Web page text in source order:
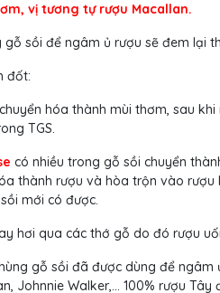
vị tương tự rượu Macallan.
gỗ sồi để ngâm ủ rượu sẽ đem lại
đốt:
hóa thành mùi thơm, sau
TGS.
có nhiều trong gỗ sồi chuyển
thành rượu và hòa trộn vào
mới có được.
hơi qua các thớ gỗ do đó rượu
gỗ sồi đã được dùng để
Johnnie Walker,... 100% rượu